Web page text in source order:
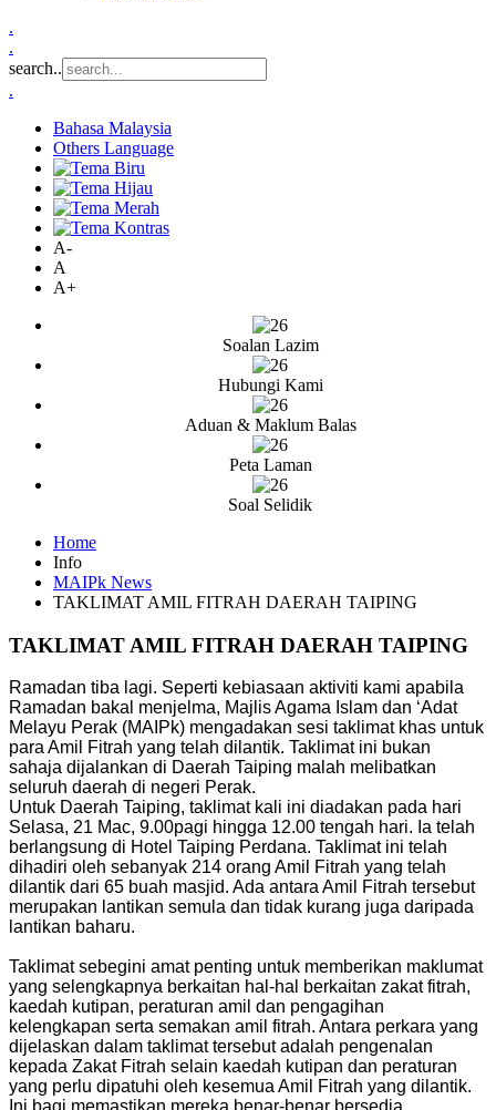
.
.
search..
.
Bahasa Malaysia
Others Language
A-
A
A+
Soalan Lazim
Hubungi Kami
Aduan & Maklum Balas
Peta Laman
Soal Selidik
Home
Info
MAIPk News
TAKLIMAT AMIL FITRAH DAERAH TAIPING
TAKLIMAT AMIL FITRAH DAERAH TAIPING
Ramadan tiba lagi. Seperti kebiasaan aktiviti kami apabila
Ramadan bakal menjelma, Majlis Agama Islam dan ‘Adat
Melayu Perak (MAIPk) mengadakan sesi taklimat khas untuk
para Amil Fitrah yang telah dilantik. Taklimat ini bukan
sahaja dijalankan di Daerah Taiping malah melibatkan
seluruh daerah di negeri Perak.
Untuk Daerah Taiping, taklimat kali ini diadakan pada hari
Selasa, 21 Mac, 9.00pagi hingga 12.00 tengah hari. Ia telah
berlangsung di Hotel Taiping Perdana. Taklimat ini telah
dihadiri oleh sebanyak 214 orang Amil Fitrah yang telah
dilantik dari 65 buah masjid. Ada antara Amil Fitrah tersebut
merupakan lantikan semula dan tidak kurang juga daripada
lantikan baharu.
Taklimat sebegini amat penting untuk memberikan maklumat
yang selengkapnya berkaitan hal-hal berkaitan zakat fitrah,
kaedah kutipan, peraturan amil dan pengagihan
kelengkapan serta semakan amil fitrah. Antara perkara yang
dijelaskan dalam taklimat tersebut adalah pengenalan
kepada Zakat Fitrah selain kaedah kutipan dan peraturan
yang perlu dipatuhi oleh kesemua Amil Fitrah yang dilantik.